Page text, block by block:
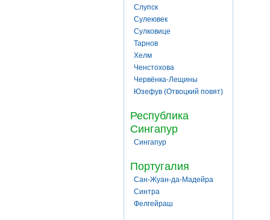
Слупск
Сулеювек
Сулковице
Тарнов
Хелм
Ченстохова
Червёнка-Лещины
Юзефув (Отвоцкий повят)
Республика
Сингапур
Сингапур
Португалия
Сан-Жуан-да-Мадейра
Синтра
Фелгейраш